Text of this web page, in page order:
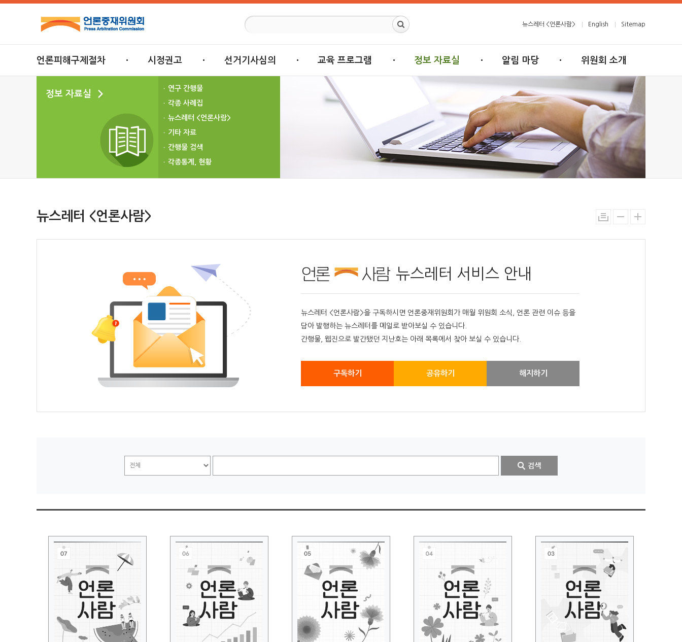
뉴스레터 <언론사람> English Sitemap
언론피해구제절차 시정권고 선거기사심의 교육 프로그램 정보 자료실 알림 마당 위원회 소개
정보 자료실
연구 간행물
각종 사례집
뉴스레터 <언론사람>
기타 자료
간행물 검색
각종통계, 현황
뉴스레터 <언론사람>
뉴스레터 서비스 안내
뉴스레터 <언론사람>을 구독하시면 언론중재위원회가 매월 위원회 소식, 언론 관련 이슈 등을
담아 발행하는 뉴스레터를 메일로 받아보실 수 있습니다.
간행물, 웹진으로 발간됐던 지난호는 아래 목록에서 찾아 보실 수 있습니다.
구독하기 공유하기 해지하기